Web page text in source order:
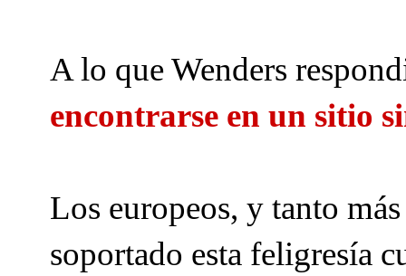
A lo que Wenders
encontrarse en un sitio
Los europeos, y tanto
soportado esta feligresía